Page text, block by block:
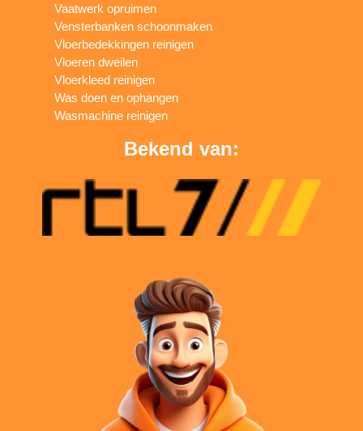
Vaatwerk opruimen
Vensterbanken schoonmaken
Vloerbedekkingen reinigen
Vloeren dweilen
Vloerkleed reinigen
Was doen en ophangen
Wasmachine reinigen
Bekend van: